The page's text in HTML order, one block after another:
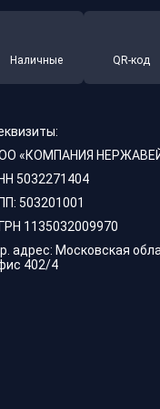
Наличные QR-код
«КОМПАНИЯ
5032271404
503201001
1135032009970
адрес: Московская
402/4